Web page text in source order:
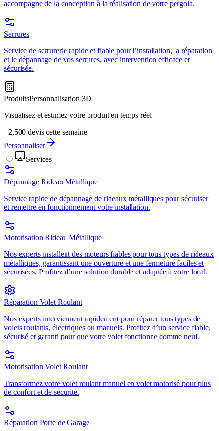
accompagne de la conception à la réalisation de votre pergola.
Serrures
Service de serrurerie rapide et fiable pour l’installation, la réparation
et le dépannage de vos serrures, avec intervention efficace et
sécurisée.
ProduitsPersonnalisation 3D
Visualisez et estimez votre produit en temps réel
+2,500 devis cette semaine
Personnaliser
Services
Dépannage Rideau Métallique
Service rapide de dépannage de rideaux métalliques pour sécuriser
et remettre en fonctionnement votre installation.
Motorisation Rideau Métallique
Nos experts installent des moteurs fiables pour tous types de rideaux
métalliques, garantissant une ouverture et une fermeture faciles et
sécurisées. Profitez d’une solution durable et adaptée à votre local.
Réparation Volet Roulant
Nos experts interviennent rapidement pour réparer tous types de
volets roulants, électriques ou manuels. Profitez d’un service fiable,
sécurisé et garanti pour que votre volet fonctionne comme neuf.
Motorisation Volet Roulant
Transformez votre volet roulant manuel en volet motorisé pour plus
de confort et de sécurité.
Réparation Porte de Garage